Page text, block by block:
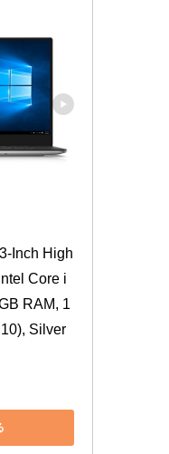
Inch High
Core i
RAM, 1
Silver